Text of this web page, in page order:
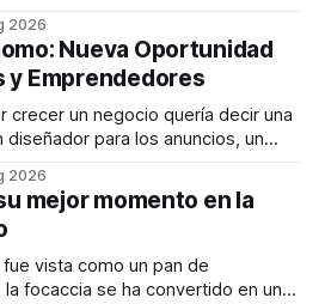
estar en otro lugar. Durante
SER PRO, el especialista en
que
2026
Nueva Oportunidad
y Emprendedores
crecer un negocio quería decir una
diseñador para los anuncios, un
supiera de publicidad digital
un vendedor para atender
—con suerte— una persona
2026
mejor momento en la
vista como un pan de
focaccia se ha convertido en uno